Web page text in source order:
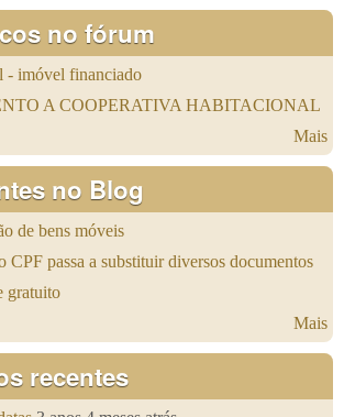
no fórum
- imóvel financiado
A COOPERATIVA HABITACIONAL
Mais
no Blog
de bens móveis
CPF passa a substituir diversos documentos
gratuito
Mais
recentes